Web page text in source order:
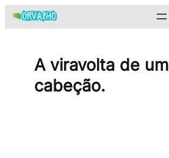
Pular
para
A viravolta de um
cabeção.